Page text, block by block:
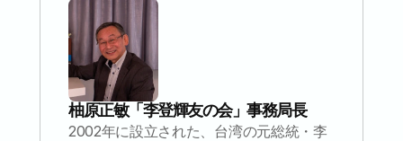
柚原正敏「李登輝友の会」事務局長
2002年に設立された、台湾の元総統・李